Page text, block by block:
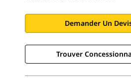
Demander Un
Trouver